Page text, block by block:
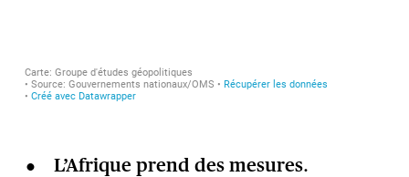
L’Afrique prend des mesures.